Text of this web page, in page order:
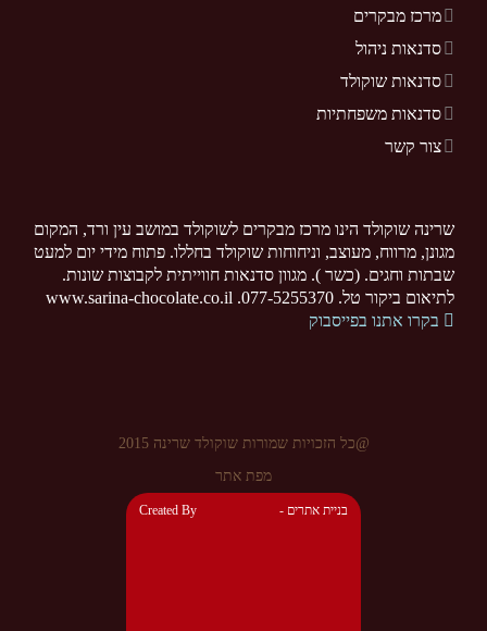
מרכז מבקרים
סדנאות ניהול
סדנאות שוקולד
סדנאות משפחתיות
צור קשר
שרינה שוקולד הינו מרכז מבקרים לשוקולד במושב עין ורד, המקום
מגונן, מרווח, מעוצב, וניחוחות שוקולד בחללו. פתוח מידי יום למעט
שבתות וחגים. (כשר ). מגוון סדנאות חווייתית לקבוצות שונות.
לתיאום ביקור טל. 077-5255370. www.sarina-chocolate.co.il
בקרו אתנו בפייסבוק
@כל הזכויות שמורות שוקולד שרינה 2015
מפת אתר
Created By - בניית אתרים